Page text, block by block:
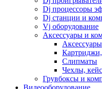
Dj процессоры
Dj станции и
Vj оборудование
Аксессуары и
Аксессуары
Слипматы
Чехлы,
Грувбоксы и
Видеооборудование